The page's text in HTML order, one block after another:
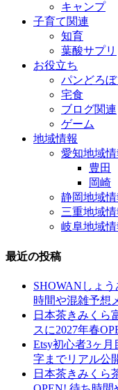
キャンプ
子育て関連
知育
葉酸サプリ
お役立ち
パンどろぼ
宅食
ブログ関連
ゲーム
地域情報
愛知地域情
豊田
岡崎
静岡地域情
三重地域情
岐阜地域情
最近の投稿
SHOWANしょ
時間や混雑予想
日本茶きみくら
スに2027年春
Etsy初心者3ヶ
字までリアル公
日本茶きみくら